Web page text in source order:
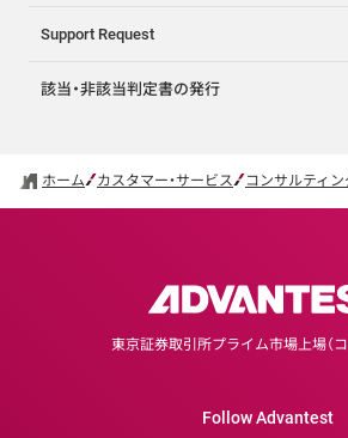
Support Request
該当・非該当判定書の発行
ホーム カスタマー・サービス コンサルティン
東京証券取引所プライム市場上場（コ
Follow Advantest